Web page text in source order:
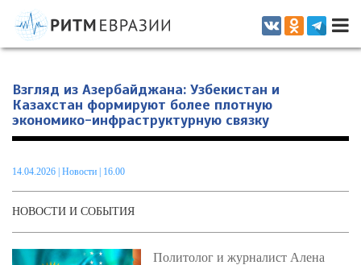
Информационно-аналитическое издание, посвященное актуальным
проблемам интеграции на постсоветском пространстве
Взгляд из Азербайджана: Узбекистан и
Казахстан формируют более плотную
экономико-инфраструктурную связку
14.04.2026 Новости | 16.00
НОВОСТИ И СОБЫТИЯ
Политолог и журналист Алена